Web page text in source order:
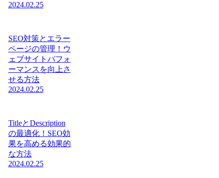
2024.02.25
SEO対策とエラー
ページの管理！ウ
ェブサイトパフォ
ーマンスを向上さ
せる方法
2024.02.25
TitleとDescription
の最適化！SEO効
果を高める効果的
な方法
2024.02.25